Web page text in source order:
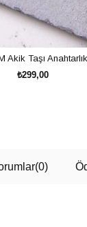
Akik Taşı Anahtarlık
₺299,00
(0)